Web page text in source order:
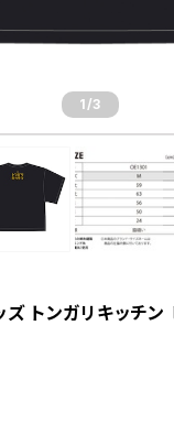
1 /3
ズ トンガリキッチ